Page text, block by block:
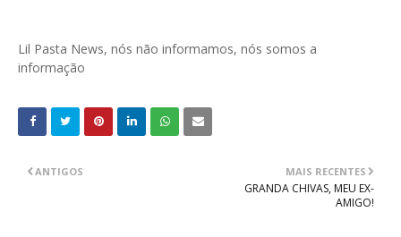
Lil Pasta News, nós não informamos, nós somos a
informação
MAIS RECENTES
GRANDA CHIVAS, MEU EX-
AMIGO!
ANTIGOS